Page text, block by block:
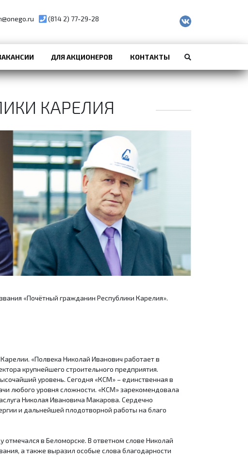
(814 2) 77-29-28
ДЛЯ АКЦИОНЕРОВ КОНТАКТЫ
КАРЕЛИЯ
«Почётный гражданин Республики Карелия».
«Полвека Николай Иванович работает в
крупнейшего строительного предприятия.
уровень. Сегодня «КСМ» – единственная в
любого уровня сложности. «КСМ» зарекомендовала
Николая Ивановича Макарова. Сердечно
и дальнейшей плодотворной работы на благо
в Беломорске. В ответном слове Николай
а также выразил особые слова благодарности